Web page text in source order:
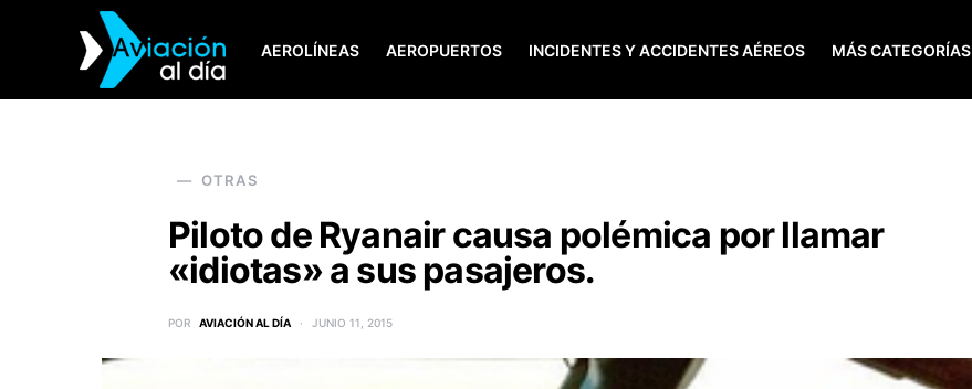
AEROLÍNEAS AEROPUERTOS INCIDENTES Y ACCIDENTES AÉREOS MÁS CATEGORÍAS
SEARCH FOR:
OTRAS
Piloto de Ryanair causa polémica por llamar
«idiotas» a sus pasajeros.
POR AVIACIÓN AL DÍA JUNIO 11, 2015